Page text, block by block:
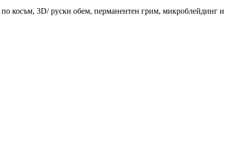
косъм, 3D/ руски обем, перманентен грим, микроблейдинг и